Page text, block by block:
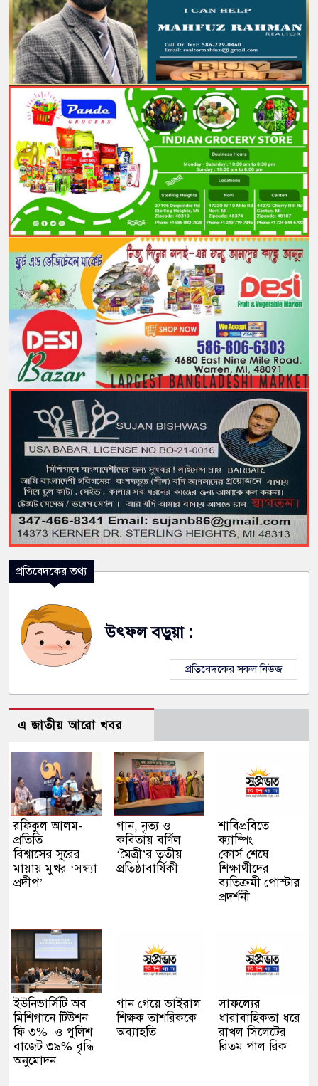
প্রতিবেদকের তথ্য
উৎফল বড়ুয়া :
প্রতিবেদকের সকল নিউজ
এ জাতীয় আরো খবর
রফিকুল আলম-
প্রতিতি
বিশ্বাসের সুরের
মায়ায় মুখর ‘সন্ধ্যা
প্রদীপ’
গান, নৃত্য ও
কবিতায় বর্ণিল
‘মৈত্রী’র তৃতীয়
প্রতিষ্ঠাবার্ষিকী
শাবিপ্রবিতে
ক্যাম্পিং
কোর্স শেষে
শিক্ষার্থীদের
ব্যতিক্রমী পোস্টার
প্রদর্শনী
ইউনিভার্সিটি অব
মিশিগানে টিউশন
ফি ৩% ও পুলিশ
বাজেট ৩৯% বৃদ্ধি
অনুমোদন
গান গেয়ে ভাইরাল
শিক্ষক তাশরিককে
অব্যাহতি
সাফল্যের
ধারাবাহিকতা ধরে
রাখল সিলেটের
রিতম পাল রিক